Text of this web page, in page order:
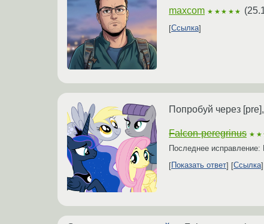
maxcom ★★★★★ (
Ссылка
Попробуй через
Falcon-peregrinus
Последнее исправление:
Показать ответ
Ссылка